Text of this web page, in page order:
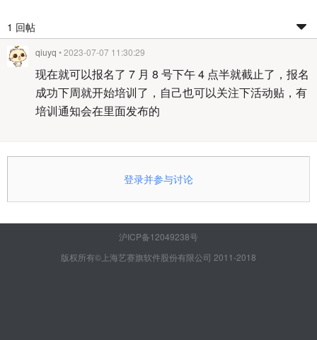
1 回帖
qiuyq • 2023-07-07 11:30:29
现在就可以报名了 7 月 8 号下午 4 点半就截止了，报名
成功下周就开始培训了，自己也可以关注下活动贴，有
培训通知会在里面发布的
登录并参与讨论
沪ICP备12049238号
版权所有©上海艺赛旗软件股份有限公司 2011-2018